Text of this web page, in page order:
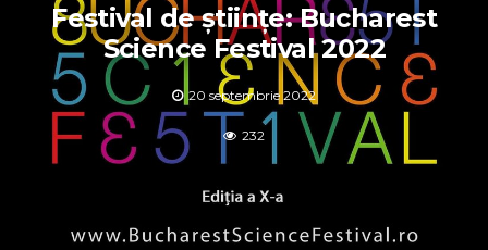
Festival de științe: Bucharest
Science Festival 2022
20 septembrie 2022
232